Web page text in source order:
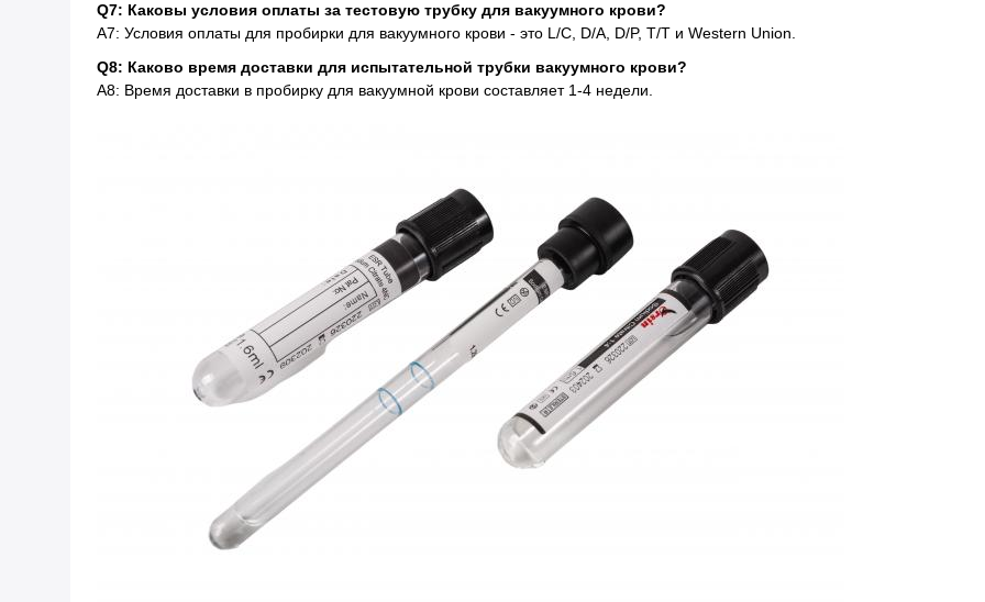
Q7: Каковы условия оплаты за тестовую трубку для вакуумного крови?
A7: Условия оплаты для пробирки для вакуумного крови - это L/C, D/A, D/P, T/T и Western Union.
Q8: Каково время доставки для испытательной трубки вакуумного крови?
A8: Время доставки в пробирку для вакуумной крови составляет 1-4 недели.